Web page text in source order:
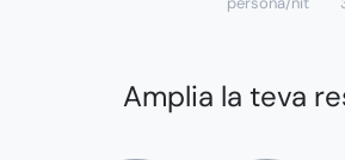
Amplia la teva